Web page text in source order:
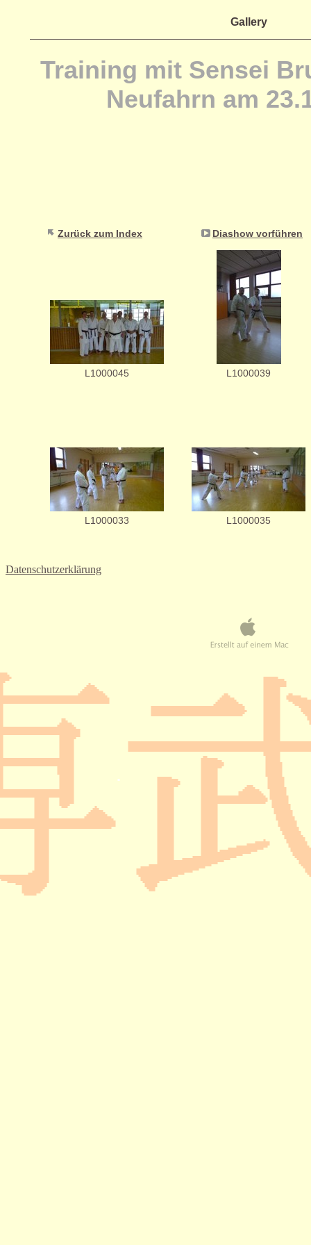
Gallery
Training mit Sensei
Neufahrn am
L1000045 L1000039
L1000033 L1000035
Zurück zum Index Diashow vorführen
Datenschutzerklärung